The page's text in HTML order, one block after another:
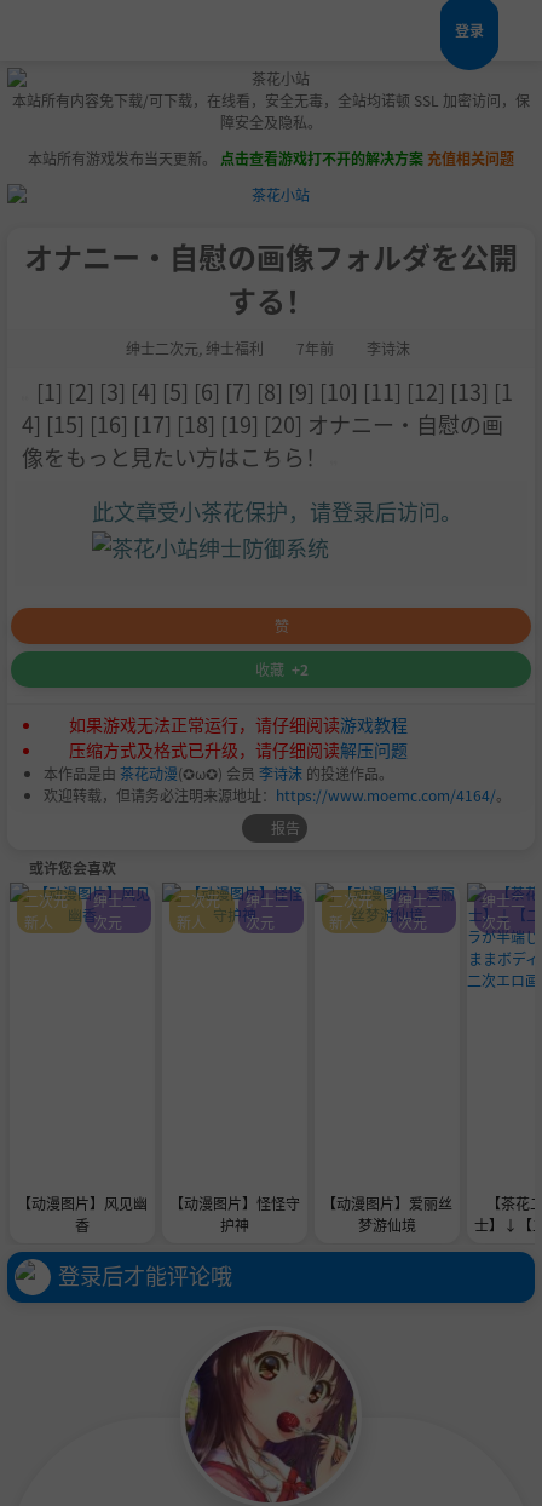
登录
本站所有内容免下载/可下载，在线看，安全无毒，全站均诺顿 SSL 加密访问，保
障安全及隐私。
本站所有游戏发布当天更新。 点击查看游戏打不开的解决方案充值相关问题
オナニー・自慰の画像フォルダを公開
する！
绅士二次元 绅士福利 7年前 李诗沫
[1] [2] [3] [4] [5] [6] [7] [8] [9] [10] [11] [12] [13] [1
4] [15] [16] [17] [18] [19] [20] オナニー・自慰の画
像をもっと見たい方はこちら！
此文章受小茶花保护，请登录后访问。
赞
收藏 +2
如果游戏无法正常运行，请仔细阅读游戏教程
压缩方式及格式已升级，请仔细阅读解压问题
本作品是由 茶花动漫(✪ω✪) 会员 李诗沫 的投递作品。
欢迎转载，但请务必注明来源地址： https://www.moemc.com/4164/。
报告
或许您会喜欢
【动漫图片】风见幽
香
二次元
新人
绅士二
次元
【动漫图片】怪怪守
护神
二次元
新人
绅士二
次元
【动漫图片】爱丽丝
梦游仙境
二次元
新人
绅士二
次元
【茶花
士】↓【
わがま
の子の
绅士二
次元
登录后才能评论哦